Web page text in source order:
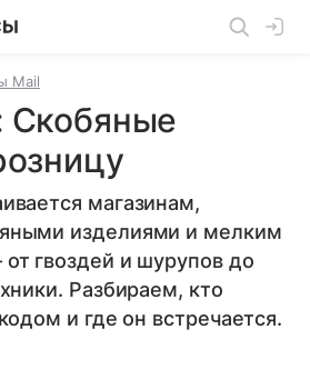
Mail
Скобяные
магазинам,
изделиями и мелким
гвоздей и шурупов до
Разбираем, кто
и где он встречается.